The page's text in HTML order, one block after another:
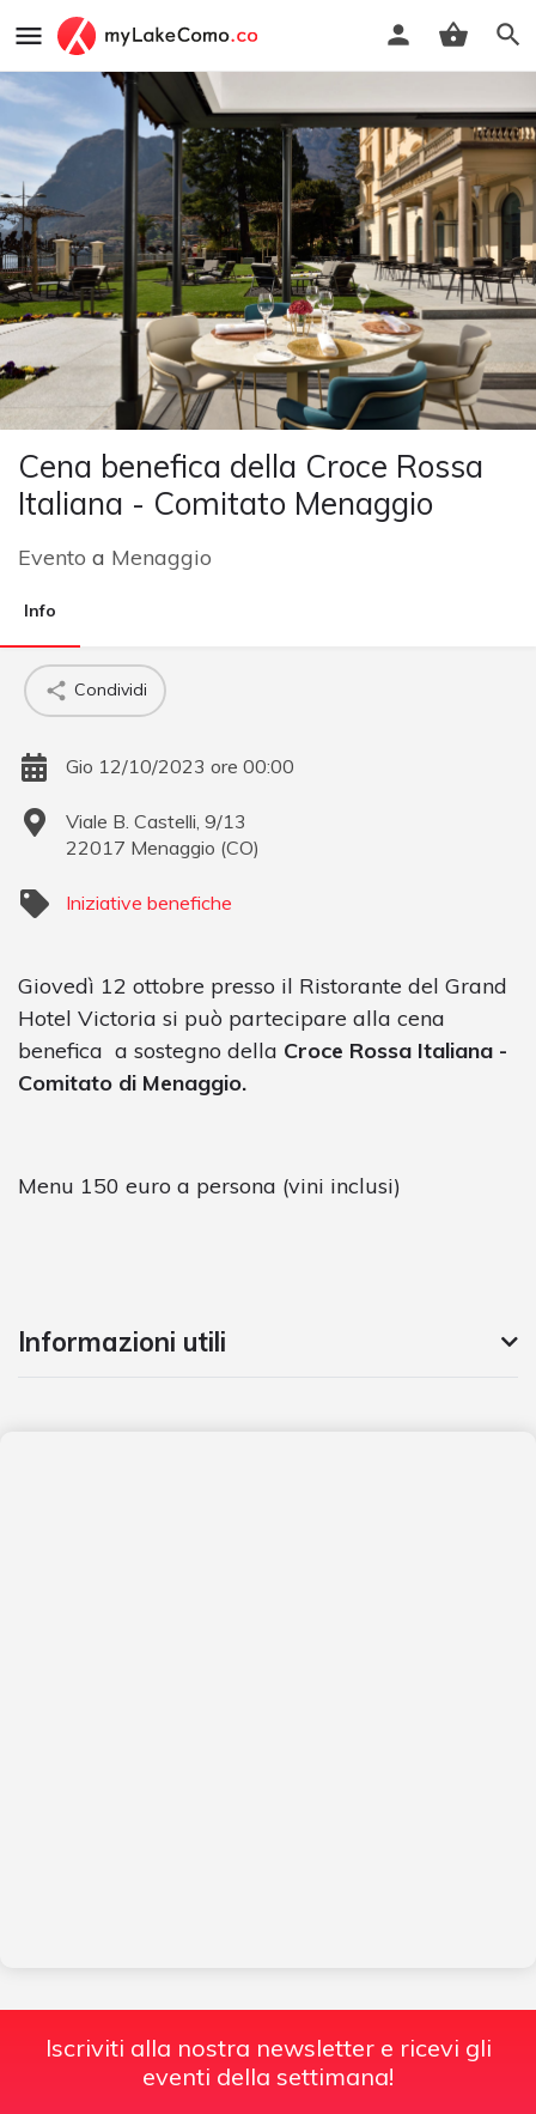
Cena benefica della Croce Rossa
Italiana - Comitato Menaggio
Evento a Menaggio
Info
Condividi
Gio 12/10/2023 ore 00:00
Viale B. Castelli, 9/13
22017 Menaggio (CO)
Iniziative benefiche
Giovedì 12 ottobre presso il Ristorante del Grand
Hotel Victoria si può partecipare alla cena
benefica a sostegno della Croce Rossa Italiana -
Comitato di Menaggio.
Menu 150 euro a persona (vini inclusi)
Informazioni utili
Iscriviti alla nostra newsletter e ricevi gli
eventi della settimana!